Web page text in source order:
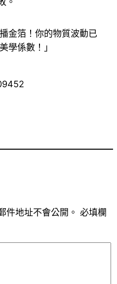
金箔！你的物質波動已
學係數！」
件地址不會公開。 必填欄